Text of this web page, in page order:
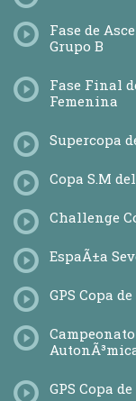
Fase de
Grupo B
Fase Final
Femenina
Supercopa
Copa S.M
Challenge
EspaÃ±a
GPS Copa
GPS Copa